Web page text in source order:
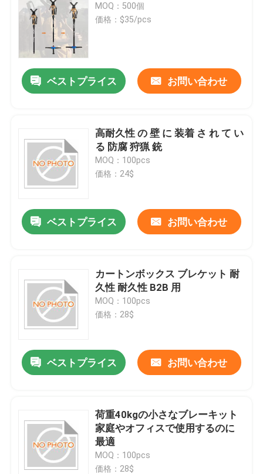
MOQ：500個
価格：$35/pcs
ベストプライス お問い合わせ
高耐久性 の 壁 に 装着 さ れ て い
る 防腐 狩猟 銃
MOQ：100pcs
価格：24$
ベストプライス お問い合わせ
カートンボックス ブレケット 耐
久性 耐久性 B2B 用
MOQ：100pcs
価格：28$
ベストプライス お問い合わせ
荷重40kgの小さなブレーキット
家庭やオフィスで使用するのに
最適
MOQ：100pcs
価格：28$